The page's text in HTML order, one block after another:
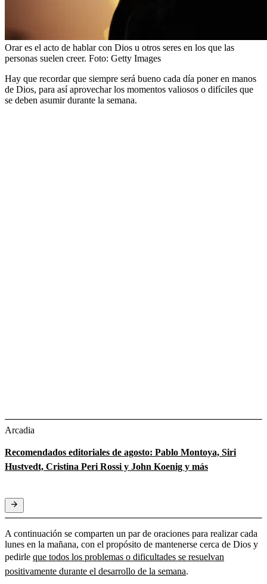
Orar es el acto de hablar con Dios u otros seres en los que las
personas suelen creer. Foto: Getty Images
Hay que recordar que siempre será bueno cada día poner en manos
de Dios, para así aprovechar los momentos valiosos o difíciles que
se deben asumir durante la semana.
Arcadia
Recomendados editoriales de agosto: Pablo Montoya, Siri
Hustvedt, Cristina Peri Rossi y John Koenig y más
A continuación se comparten un par de oraciones para realizar cada
lunes en la mañana, con el propósito de mantenerse cerca de Dios y
pedirle que todos los problemas o dificultades se resuelvan
positivamente durante el desarrollo de la semana.